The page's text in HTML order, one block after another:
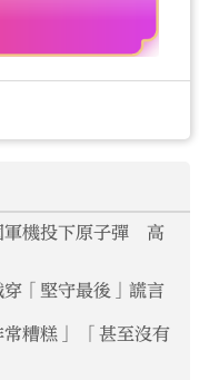
軍機投下原子彈 高
「堅守最後」謊言
糟糕」 「甚至沒有